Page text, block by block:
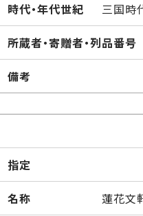
時代・年代世紀 三国時
所蔵者・寄贈者・列品番号
備考
指定
名称 蓮花文